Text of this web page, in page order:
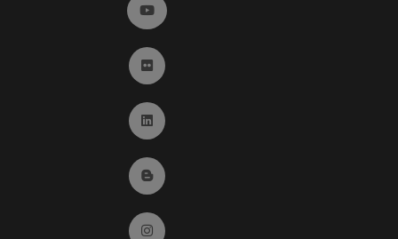
Ir a YouTube (abre en ventana nueva)
Ir a Flickr (abre en ventana nueva)
Ir a Linkedin (abre en ventana nueva)
Ir al Blog (abre en ventana nueva)
Ir a Instagram (abre en ventana nueva)